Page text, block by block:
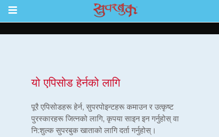
Return to Content
यो एपिसोड हेर्नको लागि
पूरै एपिसोडहरू हेर्न, सुपरपोइन्टहरू कमाउन र उत्कृष्ट
पुरस्कारहरू जित्नको लागि, कृपया साइन इन गर्नुहोस् वा
नि:शुल्क सुपरबुक खाताको लागि दर्ता गर्नुहोस्।